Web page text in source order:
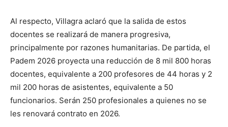
Al respecto, Villagra aclaró que la salida de estos
docentes se realizará de manera progresiva,
principalmente por razones humanitarias. De partida, el
Padem 2026 proyecta una reducción de 8 mil 800 horas
docentes, equivalente a 200 profesores de 44 horas y 2
mil 200 horas de asistentes, equivalente a 50
funcionarios. Serán 250 profesionales a quienes no se
les renovará contrato en 2026.